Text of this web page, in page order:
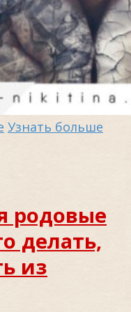
Узнать больше
родовые
делать,
из